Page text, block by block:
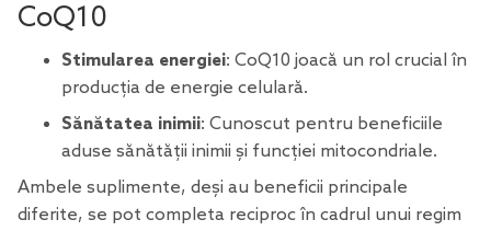
CoQ10
Stimularea energiei: CoQ10 joacă un rol crucial în
producția de energie celulară.
Sănătatea inimii: Cunoscut pentru beneficiile
aduse sănătății inimii și funcției mitocondriale.
Ambele suplimente, deși au beneficii principale
diferite, se pot completa reciproc în cadrul unui regim